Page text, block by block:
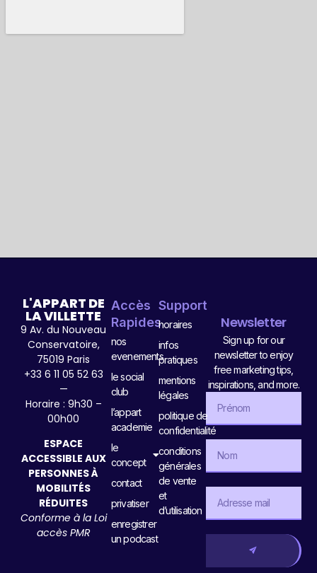
L'APPART DE
LA VILLETTE
9 Av. du Nouveau
Conservatoire,
75019 Paris
+33 6 11 05 52 63
—
00h00
ESPACE
ACCESSIBLE AUX
PERSONNES À
MOBILITÉS
RÉDUITES
Accès
Rapides
nos
evenements
le social
club
l’appart
contact
privatiser
horaires
pratiques
mentions
légales
politique de
confidentialité
conditions
générales
de vente
Newsletter
Sign up for our
newsletter to enjoy
inspirations, and more.